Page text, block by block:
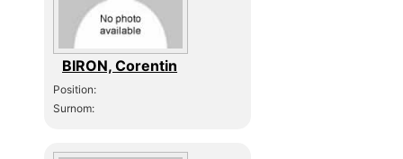
BIRON, Corentin
Position:
Surnom: